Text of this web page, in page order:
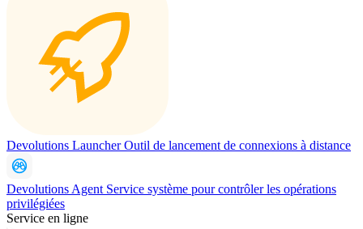
Devolutions LauncherOutil de lancement de connexions à distance
Devolutions Agent Service système pour contrôler les opérations
privilégiées
Service en ligne